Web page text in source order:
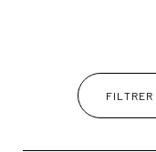
FILTRER